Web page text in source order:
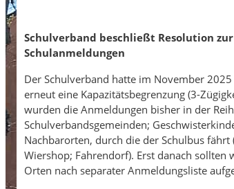
Schulverband beschließt Resolution
Schulanmeldungen
Der Schulverband hatte im November
erneut eine Kapazitätsbegrenzung (3-
wurden die Anmeldungen bisher in der
Schulverbandsgemeinden;
Nachbarorten, durch die der Schulbus fährt
Wiershop; Fahrendorf). Erst danach sollten
Orten nach separater Anmeldungsliste